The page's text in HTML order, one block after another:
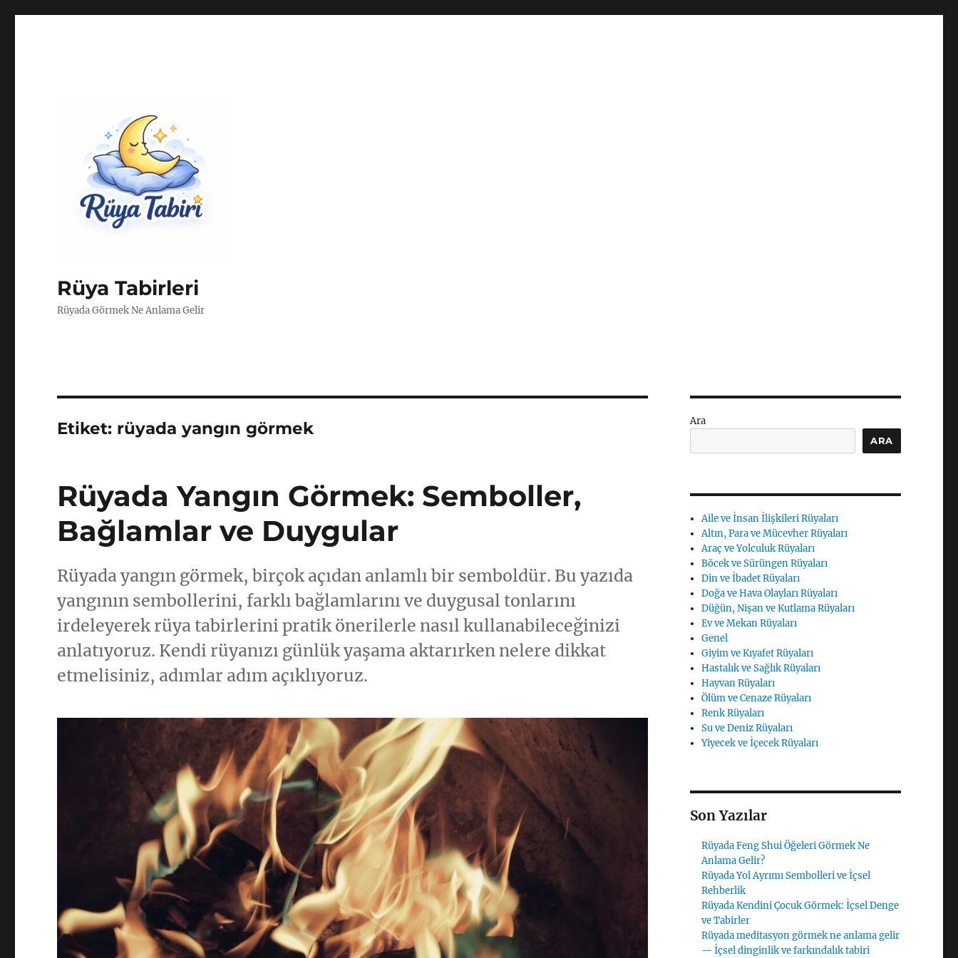
Rüya Tabirleri
Rüyada Görmek Ne Anlama Gelir
Etiket: rüyada yangın görmek
Rüyada Yangın Görmek: Semboller,
Bağlamlar ve Duygular
Rüyada yangın görmek, birçok açıdan anlamlı bir semboldür. Bu yazıda
yangının sembollerini, farklı bağlamlarını ve duygusal tonlarını
irdeleyerek rüya tabirlerini pratik önerilerle nasıl kullanabileceğinizi
anlatıyoruz. Kendi rüyanızı günlük yaşama aktarırken nelere dikkat
etmelisiniz, adımlar adım açıklıyoruz.
Ara
ARA
Aile ve İnsan İlişkileri Rüyaları
Altın, Para ve Mücevher Rüyaları
Araç ve Yolculuk Rüyaları
Böcek ve Sürüngen Rüyaları
Din ve İbadet Rüyaları
Doğa ve Hava Olayları Rüyaları
Düğün, Nişan ve Kutlama Rüyaları
Ev ve Mekan Rüyaları
Genel
Giyim ve Kıyafet Rüyaları
Hastalık ve Sağlık Rüyaları
Hayvan Rüyaları
Ölüm ve Cenaze Rüyaları
Renk Rüyaları
Su ve Deniz Rüyaları
Yiyecek ve İçecek Rüyaları
Son Yazılar
Rüyada Feng Shui Öğeleri Görmek Ne
Anlama Gelir?
Rüyada Yol Ayrımı Sembolleri ve İçsel
Rehberlik
Rüyada Kendini Çocuk Görmek: İçsel Denge
ve Tabirler
Rüyada meditasyon görmek ne anlama gelir
— İçsel dinginlik ve farkındalık tabiri